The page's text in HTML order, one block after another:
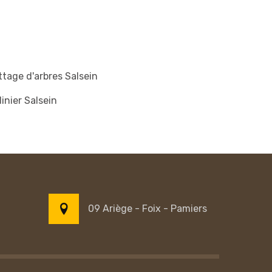
d'arbres Salsein
Salsein
09 Ariège - Foix - Pamiers